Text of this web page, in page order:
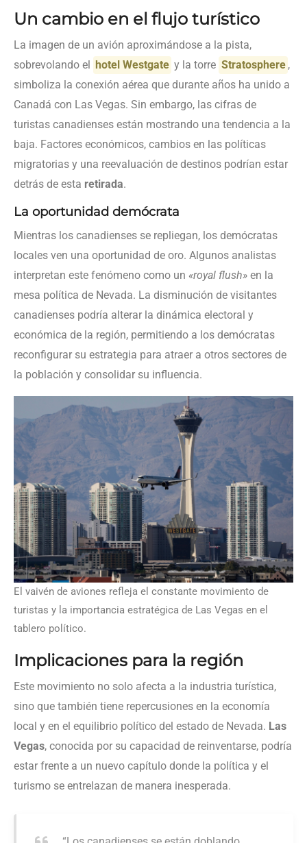
Un cambio en el flujo turístico
La imagen de un avión aproximándose a la pista,
sobrevolando el
hotel Westgate y la torre Stratosphere ,
simboliza la conexión aérea que durante años ha unido a
Canadá con Las Vegas. Sin embargo, las cifras de
turistas canadienses están mostrando una tendencia a la
baja. Factores económicos, cambios en las políticas
migratorias y una reevaluación de destinos podrían estar
detrás de esta retirada.
La oportunidad demócrata
Mientras los canadienses se repliegan, los demócratas
locales ven una oportunidad de oro. Algunos analistas
interpretan este fenómeno como un «royal flush» en la
mesa política de Nevada. La disminución de visitantes
canadienses podría alterar la dinámica electoral y
económica de la región, permitiendo a los demócratas
reconfigurar su estrategia para atraer a otros sectores de
la población y consolidar su influencia.
El vaivén de aviones refleja el constante movimiento de
turistas y la importancia estratégica de Las Vegas en el
tablero político.
Implicaciones para la región
Este movimiento no solo afecta a la industria turística,
sino que también tiene repercusiones en la economía
local y en el equilibrio político del estado de Nevada. Las
Vegas, conocida por su capacidad de reinventarse, podría
estar frente a un nuevo capítulo donde la política y el
turismo se entrelazan de manera inesperada.